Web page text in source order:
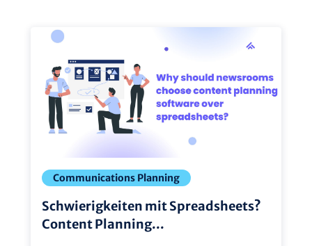
Communications Planning
Schwierigkeiten mit Spreadsheets?
Content Planning...